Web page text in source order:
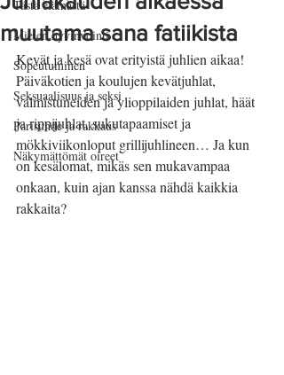
Tästä elämästä
Mielen hyvinvointi
Sopeutuminen
Seksuaalisuus ja seksi
Parisuhde ja rakkaus
Näkymättömät oireet
muutama sana fatiikista
Kevät ja kesä ovat erityistä juhlien aikaa!
Päiväkotien ja koulujen kevätjuhlat,
valmistuneiden ja ylioppilaiden juhlat, häät
ja rippijuhlat, sukutapaamiset ja
mökkiviikonloput grillijuhlineen… Ja kun
on kesälomat, mikäs sen mukavampaa
onkaan, kuin ajan kanssa nähdä kaikkia
rakkaita?